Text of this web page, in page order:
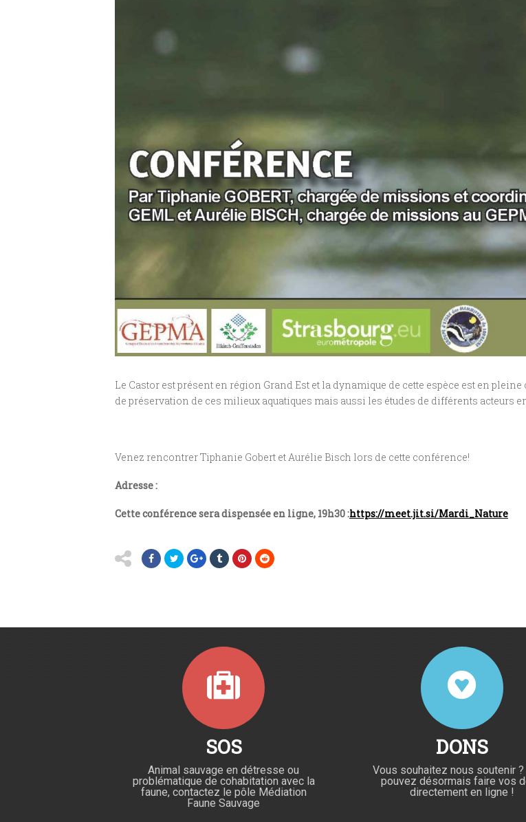
Le Castor est présent en région Grand Est et la dynamique de cette espèce est en
de préservation de ces milieux aquatiques mais aussi les études de différents acteurs
Venez rencontrer Tiphanie Gobert et Aurélie Bisch lors de cette conférence!
Adresse :
Cette conférence sera dispensée en ligne, 19h30 :https://meet.jit.si/Mardi_Nature
SOS
Animal sauvage en détresse ou
problématique de cohabitation avec la
faune, contactez le pôle Médiation
Faune Sauvage
DONS
Vous souhaitez nous soutenir ?
pouvez désormais faire vos
directement en ligne !